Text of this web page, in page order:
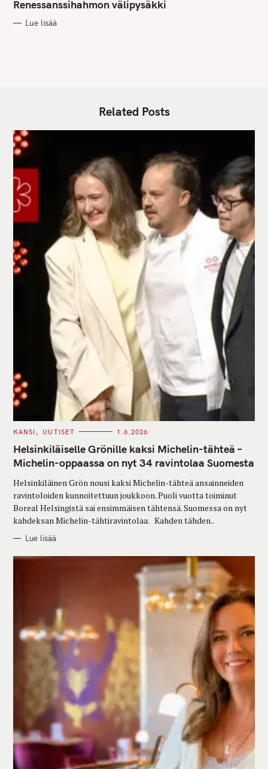
G
O
I
Renessanssihahmon välipysäkki
Lue lisää
Related Posts
C
T
E
G
O
I
E
S
KANSI UUTISET 1.6.2026
Helsinkiläiselle Grönille kaksi Michelin-tähteä –
Michelin-oppaassa on nyt 34 ravintolaa Suomesta
Helsinkiläinen Grön nousi kaksi Michelin-tähteä ansainneiden
ravintoloiden kunnoitettuun joukkoon. Puoli vuotta toiminut
Boreal Helsingistä sai ensimmäisen tähtensä. Suomessa on nyt
kahdeksan Michelin-tähtiravintolaa. Kahden tähden..
Lue lisää